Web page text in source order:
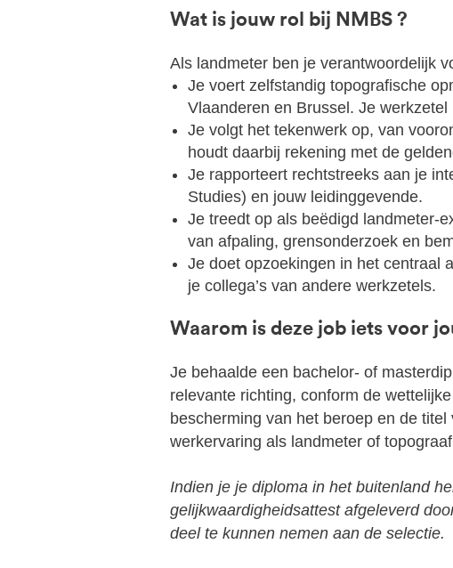
Wat is jouw rol bij NMBS ?
Als landmeter ben je verantwoordelijk
Je voert zelfstandig topografische
Vlaanderen en Brussel. Je werkzetel
Je volgt het tekenwerk op, van
houdt daarbij rekening met de
Je rapporteert rechtstreeks aan je
Studies) en jouw leidinggevende.
Je treedt op als beëdigd landmeter-
van afpaling, grensonderzoek en
Je doet opzoekingen in het centraal
je collega’s van andere werkzetels.
Waarom is deze job iets voor
Je behaalde een bachelor- of
relevante richting, conform de
bescherming van het beroep en de
werkervaring als landmeter of
Indien je je diploma in het buitenland
gelijkwaardigheidsattest afgeleverd
deel te kunnen nemen aan de selectie.